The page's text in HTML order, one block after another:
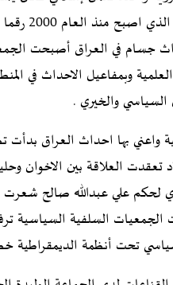
حركة الاخوان
مضت السنوات منذ 2003 محمله بأحداث جسام في
وبمفاعيل الاحداث في
السياسي والخيري .
واعني بها احداث العراق
تعقدت العلاقة بين الاخوان
لحكم علي عبدالله صالح
استمر الوضع على ما هو عليه حتى العام 2011 كانت الجمعيات
تحت أنظمة الديمقراطية